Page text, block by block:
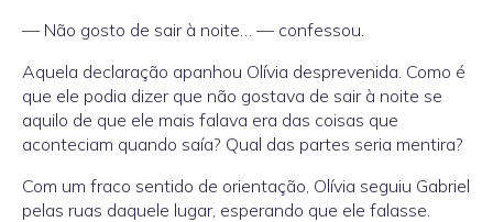
— Não gosto de sair à noite… — confessou.
Aquela declaração apanhou Olívia desprevenida. Como é
que ele podia dizer que não gostava de sair à noite se
aquilo de que ele mais falava era das coisas que
aconteciam quando saía? Qual das partes seria mentira?
Com um fraco sentido de orientação, Olívia seguiu Gabriel
pelas ruas daquele lugar, esperando que ele falasse.